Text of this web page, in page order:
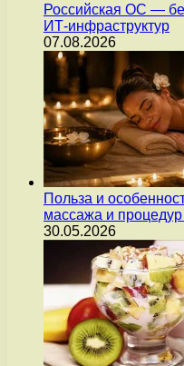
Российская ОС —
ИТ-инфраструктур
07.08.2026
Польза и
массажа и
30.05.2026